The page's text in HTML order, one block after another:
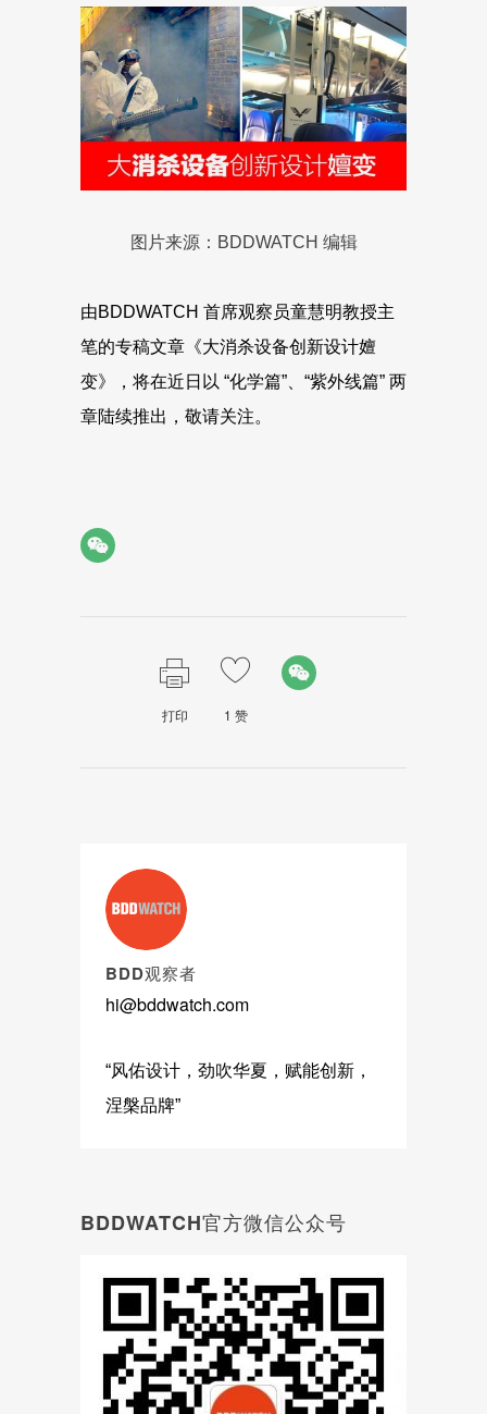
图片来源：BDDWATCH 编辑
由BDDWATCH 首席观察员童慧明教授主
笔的专稿文章《大消杀设备创新设计嬗
变》，将在近日以 “化学篇”、“紫外线篇” 两
章陆续推出，敬请关注。
打印 1 赞
BDD观察者
hi@bddwatch.com
“风佑设计，劲吹华夏，赋能创新，
涅槃品牌”
BDDWATCH官方微信公众号